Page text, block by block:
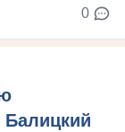
0
Балицкий